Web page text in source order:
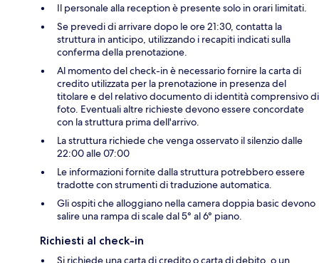
Il personale alla reception è presente solo in orari limitati.
Se prevedi di arrivare dopo le ore 21:30, contatta la
struttura in anticipo, utilizzando i recapiti indicati sulla
conferma della prenotazione.
Al momento del check-in è necessario fornire la carta di
credito utilizzata per la prenotazione in presenza del
titolare e del relativo documento di identità comprensivo di
foto. Eventuali altre richieste devono essere concordate
con la struttura prima dell'arrivo.
La struttura richiede che venga osservato il silenzio dalle
22:00 alle 07:00
Le informazioni fornite dalla struttura potrebbero essere
tradotte con strumenti di traduzione automatica.
Gli ospiti che alloggiano nella camera doppia basic devono
salire una rampa di scale dal 5° al 6° piano.
Richiesti al check-in
Si richiede una carta di credito o carta di debito, o un